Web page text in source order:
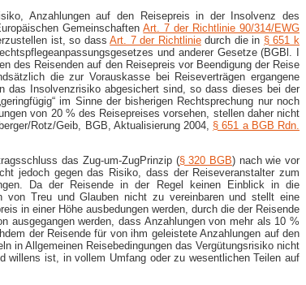
Anzahlungen auf den Reisepreis in der Insolvenz des
GemeinschaftenArt. 7 der Richtlinie 90/314/EWG
ist, so dassArt. 7 der Richtliniedurch die in § 651 k
und anderer Gesetze (BGBl. I
des Reisenden auf den Reisepreis vor Beendigung der Reise
die zur Vorauskasse bei Reiseverträgen ergangene
das Insolvenzrisiko abgesichert sind, so dass dieses bei der
im Sinne der bisherigen Rechtsprechung nur noch
von 20 % des Reisepreises vorsehen, stellen daher nicht
Rotz/Geib, BGB, Aktualisierung 2004, § 651 a BGB Rdn.
das Zug-um-ZugPrinzip (§ 320 BGB) nach wie vor
jedoch gegen das Risiko, dass der Reiseveranstalter zum
Da der Reisende in der Regel keinen Einblick in die
von Treu und Glauben nicht zu vereinbaren und stellt eine
in einer Höhe ausbedungen werden, durch die der Reisende
ausgegangen werden, dass Anzahlungen von mehr als 10 %
der Reisende für von ihm geleistete Anzahlungen auf den
in Allgemeinen Reisebedingungen das Vergütungsrisiko nicht
willens ist, in vollem Umfang oder zu wesentlichen Teilen auf